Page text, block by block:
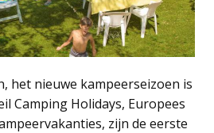
het nieuwe kampeerseizoen is
Camping Holidays, Europees
zijn de eerste